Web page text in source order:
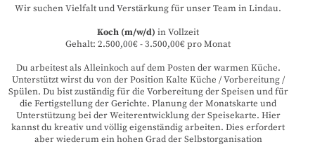
Wir suchen Vielfalt und Verstärkung für unser Team in Lindau.
Koch (m/w/d)in Vollzeit
Gehalt: 2.500,00€ - 3.500,00€ pro Monat
Du arbeitest als Alleinkoch auf dem Posten der warmen Küche.
Unterstützt wirst du von der Position Kalte Küche / Vorbereitung /
Spülen. Du bist zuständig für die Vorbereitung der Speisen und für
die Fertigstellung der Gerichte. Planung der Monatskarte und
Unterstützung bei der Weiterentwicklung der Speisekarte. Hier
kannst du kreativ und völlig eigenständig arbeiten. Dies erfordert
aber wiederum ein hohen Grad der Selbstorganisation